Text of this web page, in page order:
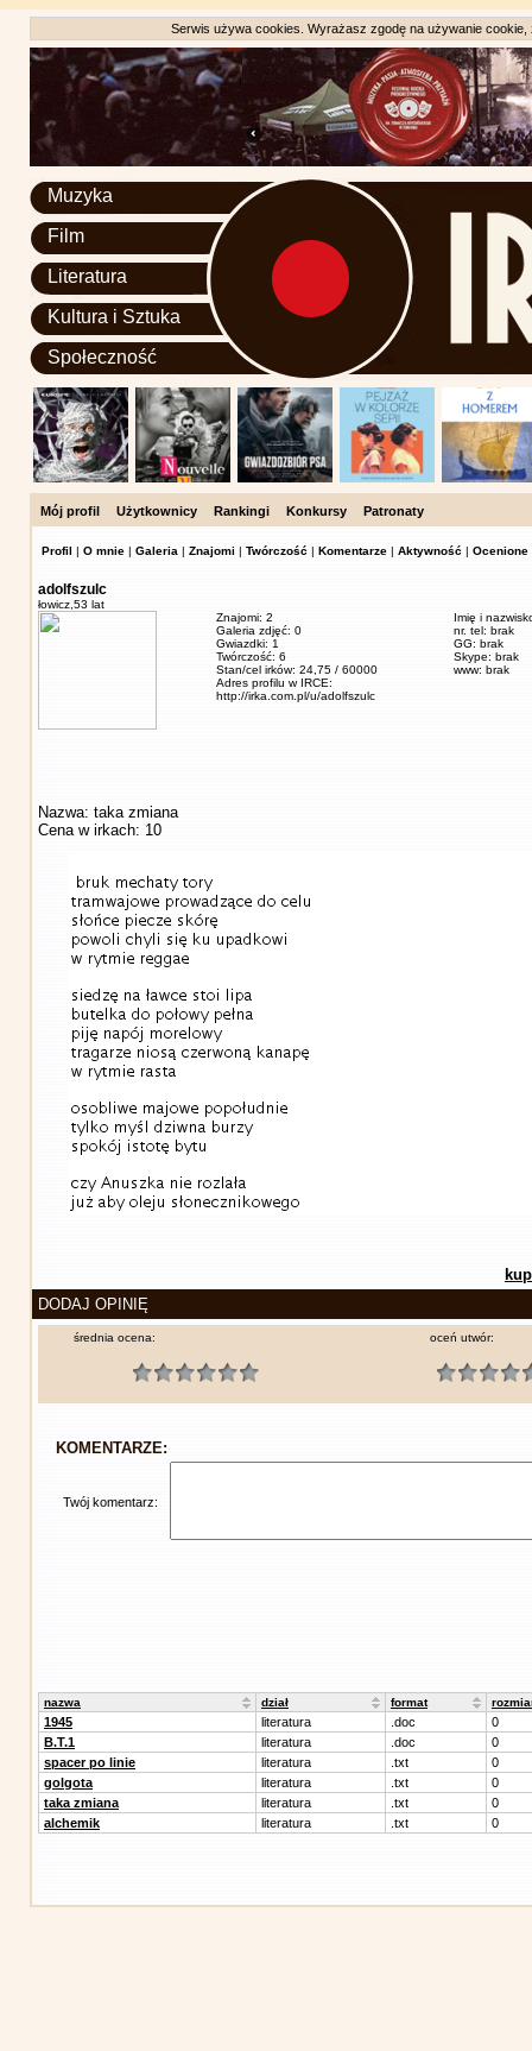
Serwis używa cookies. Wyrażasz zgodę na używanie
Muzyka
Film
Literatura
Kultura i Sztuka
Społeczność
Mój profil Użytkownicy Rankingi Konkursy Patronaty
Profil | O mnie | Galeria | Znajomi | Twórczość | Komentarze | Aktywność | Ocenione
adolfszulc
łowicz, 53 lat
Znajomi: 2
Galeria zdjęć: 0
Gwiazdki: 1
Twórczość: 6
Stan/cel irków: 24,75 / 60000
Adres profilu w IRCE:
http://irka.com.pl/u/adolfszulc
Imię i
nr. tel: brak
GG: brak
Skype: brak
www: brak
Nazwa: taka zmiana
Cena w irkach: 10
DODAJ OPINIĘ
średnia ocena: oceń utwór:
KOMENTARZE:
Twój komentarz:
nazwa dział format
1945 literatura .doc
0
B.T.1
literatura .doc
0
spacer po linie
literatura .txt
0
golgota
literatura .txt
0
taka zmiana
literatura .txt
0
alchemik
literatura .txt 0